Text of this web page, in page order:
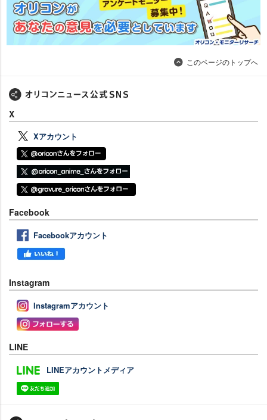
このページのトップへ
X
Xアカウント
Facebook
Facebookアカウント
Instagram
Instagramアカウント
LINE
LINEアカウントメディア